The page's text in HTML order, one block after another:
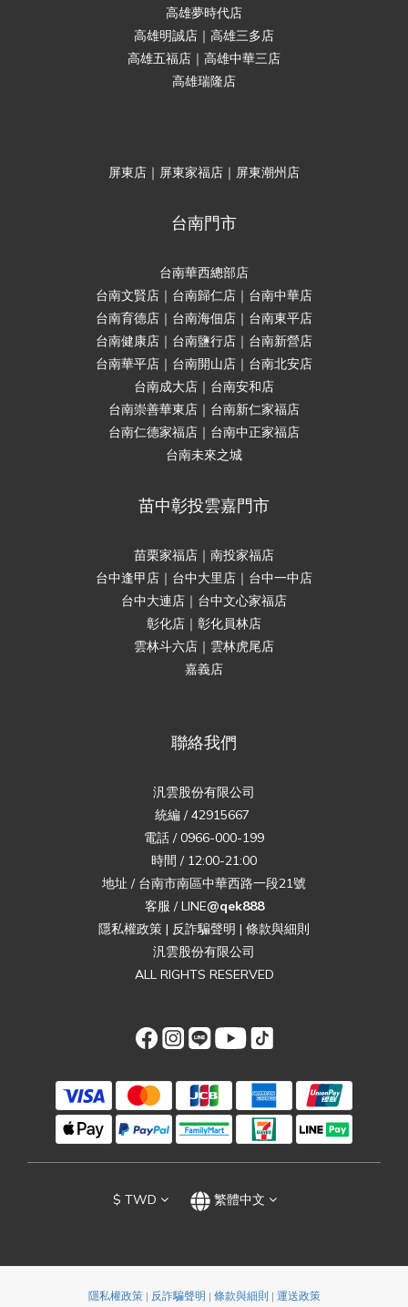
高雄夢時代店
高雄明誠店｜高雄三多店
高雄五福店｜高雄中華三店
高雄瑞隆店
屏東店｜屏東家福店｜屏東潮州店
台南門市
台南華西總部店
台南文賢店｜台南歸仁店｜台南中華店
台南育德店｜台南海佃店｜台南東平店
台南健康店｜台南鹽行店｜台南新營店
台南華平店｜台南開山店｜台南北安店
台南成大店｜台南安和店
台南崇善華東店｜台南新仁家福店
台南仁德家福店｜台南中正家福店
台南未來之城
苗中彰投雲嘉門市
苗栗家福店｜南投家福店
台中逢甲店｜台中大里店｜台中一中店
台中大連店｜台中文心家福店
彰化店｜彰化員林店
雲林斗六店｜雲林虎尾店
嘉義店
聯絡我們
汎雲股份有限公司
統編 / 42915667
電話 / 0966-000-199
時間 / 12:00-21:00
地址 / 台南市南區中華西路一段21號
客服 / LINE@qek888
隱私權政策 | 反詐騙聲明 | 條款與細則
汎雲股份有限公司
ALL RIGHTS RESERVED
$ TWD 繁體中文
隱私權政策| 反詐騙聲明 | 條款與細則 | 運送政策